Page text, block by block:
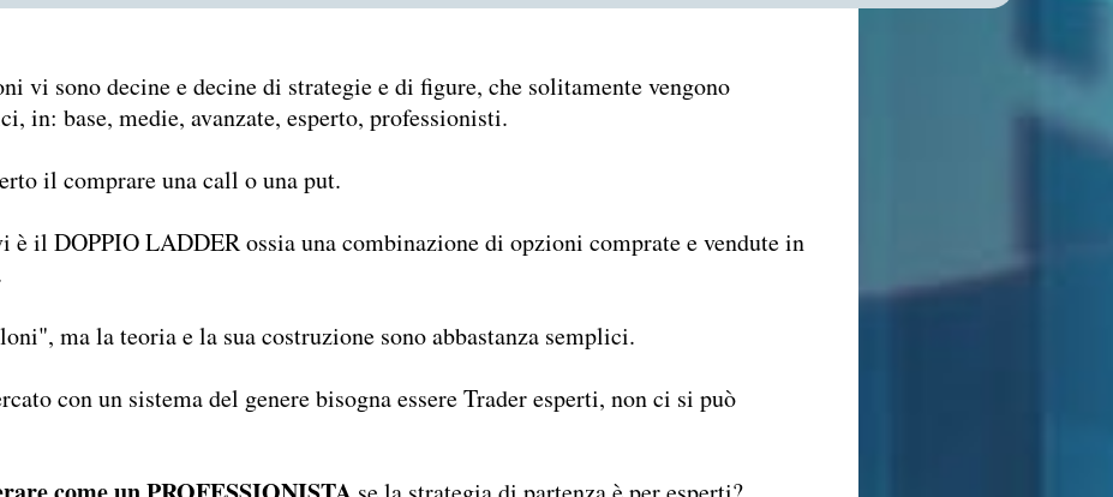
vi sono decine e decine di strategie e di figure, che solitamente vengono
in: base, medie, avanzate, esperto, professionisti.
il comprare una call o una put.
è il DOPPIO LADDER ossia una combinazione di opzioni comprate e vendute in
ma la teoria e la sua costruzione sono abbastanza semplici.
con un sistema del genere bisogna essere Trader esperti, non ci si può